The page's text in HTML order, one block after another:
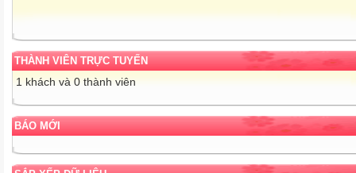
THÀNH VIÊN TRỰC TUYẾN
1 khách và 0 thành viên
BÁO MỚI